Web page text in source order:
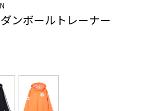
ンボールトレーナー